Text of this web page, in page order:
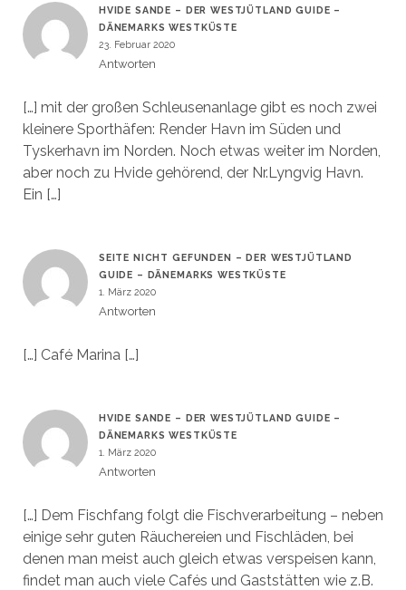
HVIDE SANDE – DER WESTJÜTLAND GUIDE –
DÄNEMARKS WESTKÜSTE
23. Februar 2020
Antworten
[…] mit der großen Schleusenanlage gibt es noch zwei
kleinere Sporthäfen: Render Havn im Süden und
Tyskerhavn im Norden. Noch etwas weiter im Norden,
aber noch zu Hvide gehörend, der Nr.Lyngvig Havn.
Ein […]
SEITE NICHT GEFUNDEN – DER WESTJÜTLAND
GUIDE – DÄNEMARKS WESTKÜSTE
1. März 2020
Antworten
[…] Café Marina […]
HVIDE SANDE – DER WESTJÜTLAND GUIDE –
DÄNEMARKS WESTKÜSTE
1. März 2020
Antworten
[…] Dem Fischfang folgt die Fischverarbeitung – neben
einige sehr guten Räuchereien und Fischläden, bei
denen man meist auch gleich etwas verspeisen kann,
findet man auch viele Cafés und Gaststätten wie z.B.